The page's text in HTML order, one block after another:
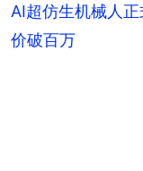
AI超仿生机械人
价破百万